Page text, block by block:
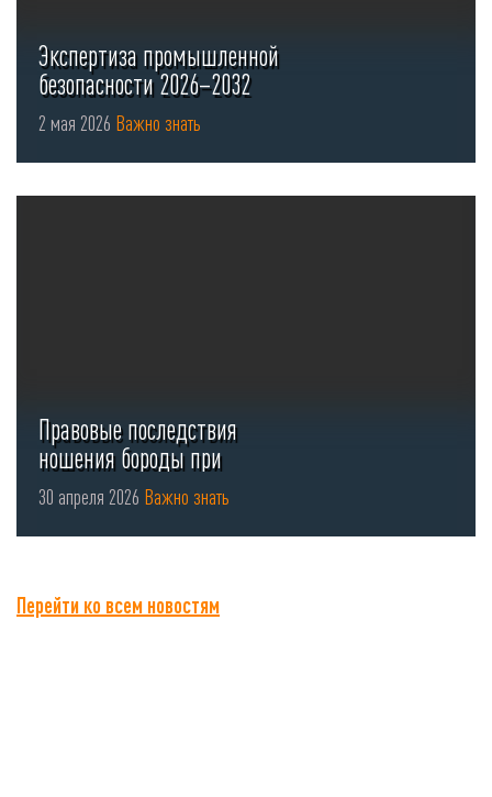
Экспертиза промышленной
безопасности 2026–2032
2 мая 2026 Важно знать
Правовые последствия
ношения бороды при
использовании СИЗ органов
...
30 апреля 2026 Важно знать
Перейти ко всем новостям